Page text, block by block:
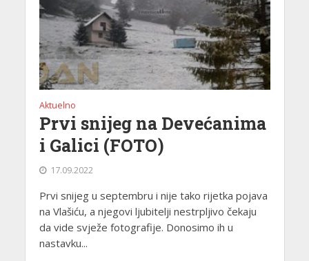
Aktuelno
Prvi snijeg na Devećanima
i Galici (FOTO)
17.09.2022
Prvi snijeg u septembru i nije tako rijetka pojava
na Vlašiću, a njegovi ljubitelji nestrpljivo čekaju
da vide svježe fotografije. Donosimo ih u
nastavku...